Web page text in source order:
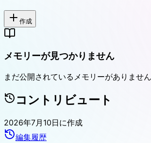
作成
メモリーが見つかりません
まだ公開されているメモリーがありません
コントリビュート
2026年7月10日に作成
編集履歴